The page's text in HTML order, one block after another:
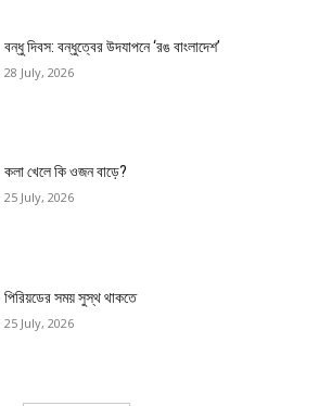
বন্ধু দিবস: বন্ধুত্বের উদযাপনে ‘রঙ বাংলাদেশ’
28 July, 2026
কলা খেলে কি ওজন বাড়ে?
25 July, 2026
পিরিয়ডের সময় সুস্থ থাকতে
25 July, 2026